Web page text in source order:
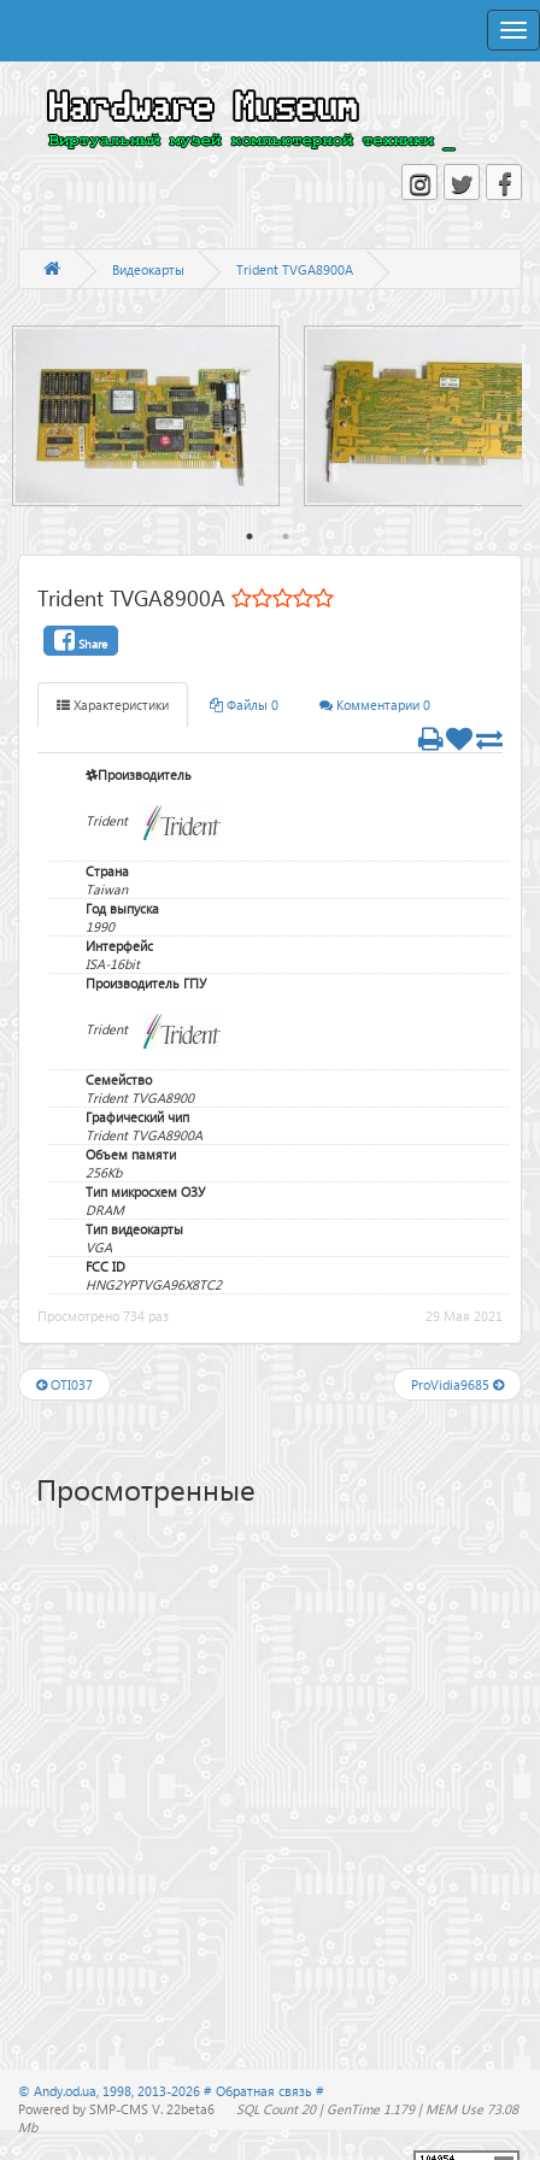
Видеокарты Trident TVGA8900A
Trident TVGA8900A
Share
Характеристики Файлы 0 Комментарии 0
Производитель
Trident
Страна
Taiwan
Год выпуска
1990
Интерфейс
ISA-16bit
Производитель ГПУ
Trident
Семейство
Trident TVGA8900
Графический чип
Trident TVGA8900A
Объем памяти
256Kb
Тип микросхем ОЗУ
DRAM
Тип видеокарты
VGA
FCC ID
HNG2YPTVGA96X8TC2
Просмотрено 734 раз
29 Мая 2021
OTI037 ProVidia9685
Просмотренные
© Andy.od.ua, 1998, 2013-2026 # Обратная связь #
Powered by SMP-CMS V. 22beta6
SQL Count 20 | GenTime 1.179 | MEM Use 73.08
Mb